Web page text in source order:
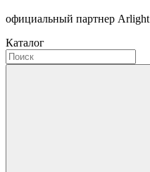
официальный партнер Arlight
Каталог